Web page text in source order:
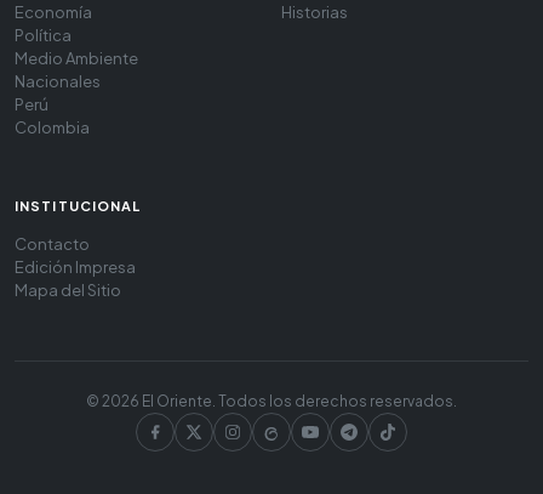
Economía
Política
Medio Ambiente
Nacionales
Perú
Colombia
Historias
INSTITUCIONAL
Contacto
Edición Impresa
Mapa del Sitio
© 2026 El Oriente. Todos los derechos reservados.